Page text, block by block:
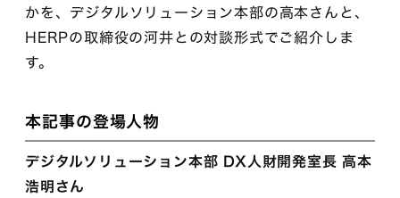
かを、デジタルソリューション本部の高本さんと、
HERPの取締役の河井との対談形式でご紹介しま
す。
本記事の登場人物
デジタルソリューション本部 DX人財開発室長 高本
浩明さん